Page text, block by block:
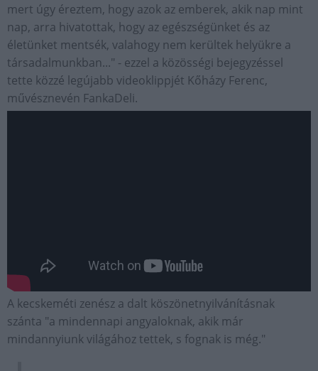
mert úgy éreztem, hogy azok az emberek, akik nap mint
nap, arra hivatottak, hogy az egészségünket és az
életünket mentsék, valahogy nem kerültek helyükre a
társadalmunkban..." - ezzel a közösségi bejegyzéssel
tette közzé legújabb videoklippjét Kőházy Ferenc,
művésznevén FankaDeli.
A kecskeméti zenész a dalt köszönetnyilvánításnak
szánta "a mindennapi angyaloknak, akik már
mindannyiunk világához tettek, s fognak is még."